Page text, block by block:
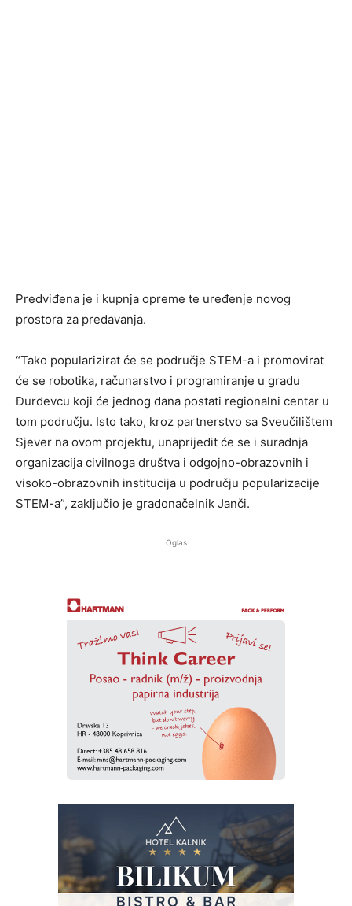
Predviđena je i kupnja opreme te uređenje novog
prostora za predavanja.
“Tako popularizirat će se područje STEM-a i promovirat
će se robotika, računarstvo i programiranje u gradu
Đurđevcu koji će jednog dana postati regionalni centar u
tom području. Isto tako, kroz partnerstvo sa Sveučilištem
Sjever na ovom projektu, unaprijedit će se i suradnja
organizacija civilnoga društva i odgojno-obrazovnih i
visoko-obrazovnih institucija u području popularizacije
STEM-a”, zaključio je gradonačelnik Janči.
Oglas